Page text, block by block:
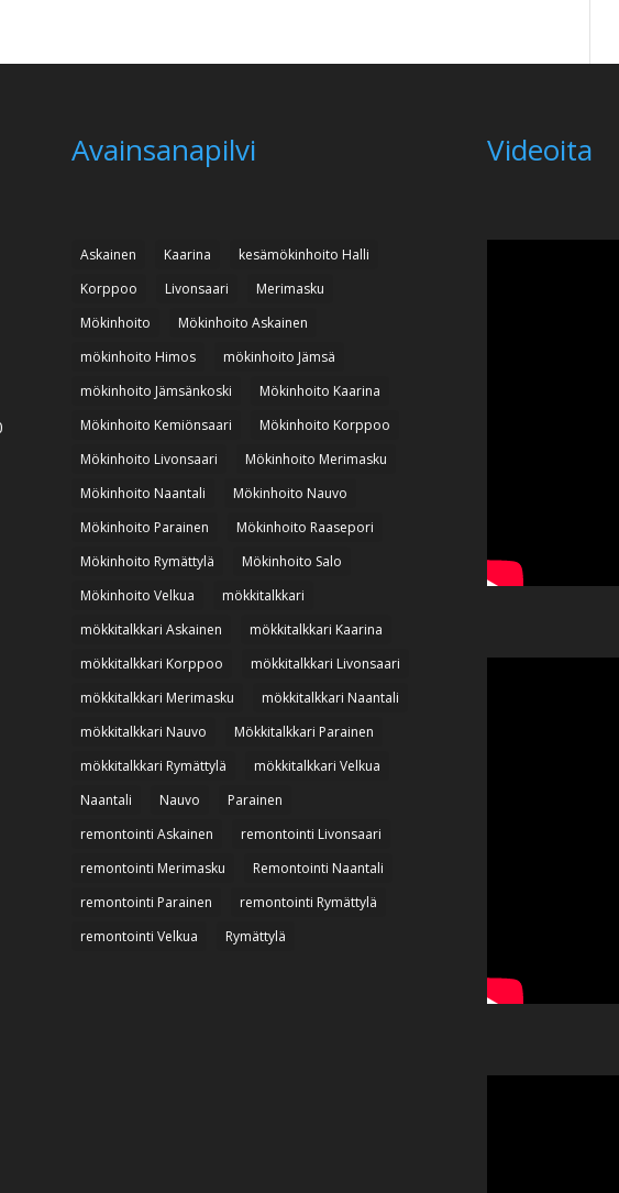
Avainsanapilvi
Askainen Kaarina
kesämökinhoito Halli
Korppoo
Livonsaari
Merimasku
Mökinhoito
Mökinhoito Askainen
mökinhoito Himos
mökinhoito Jämsä
mökinhoito Jämsänkoski
Mökinhoito Kaarina
Mökinhoito Kemiönsaari
Mökinhoito Korppoo
Mökinhoito Livonsaari
Mökinhoito Merimasku
Mökinhoito Naantali
Mökinhoito Nauvo
Mökinhoito Parainen
Mökinhoito Raasepori
Mökinhoito Rymättylä
Mökinhoito Salo
Mökinhoito Velkua
mökkitalkkari
mökkitalkkari Askainen
mökkitalkkari Kaarina
mökkitalkkari Korppoo
mökkitalkkari Livonsaari
mökkitalkkari Merimasku
mökkitalkkari Naantali
mökkitalkkari Nauvo
Mökkitalkkari Parainen
mökkitalkkari Rymättylä
mökkitalkkari Velkua
Naantali
Nauvo
Parainen
remontointi Askainen
remontointi Livonsaari
remontointi Merimasku
Remontointi Naantali
remontointi Parainen
remontointi Rymättylä
remontointi Velkua
Rymättylä
Videoita